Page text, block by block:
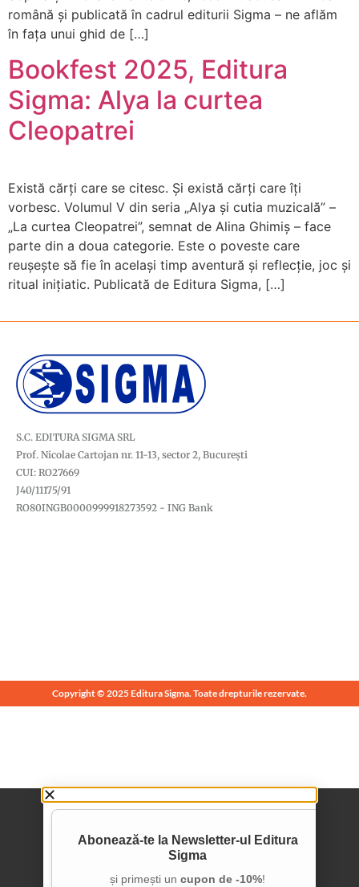
română și publicată în cadrul editurii Sigma – ne aflăm
în fața unui ghid de […]
Bookfest 2025, Editura
Sigma: Alya la curtea
Cleopatrei
Există cărți care se citesc. Și există cărți care îți
vorbesc. Volumul V din seria „Alya și cutia muzicală” –
„La curtea Cleopatrei”, semnat de Alina Ghimiș – face
parte din a doua categorie. Este o poveste care
reușește să fie în același timp aventură și reflecție, joc și
ritual inițiatic. Publicată de Editura Sigma, […]
S.C. EDITURA SIGMA SRL
Prof. Nicolae Cartojan nr. 11-13, sector 2, București
CUI: RO27669
J40/11175/91
RO80INGB0000999918273592 - ING Bank
Copyright © 2025 Editura Sigma. Toate drepturile rezervate.
Abonează-te la Newsletter-ul Editura
Sigma
și primești un cupon de -10%!